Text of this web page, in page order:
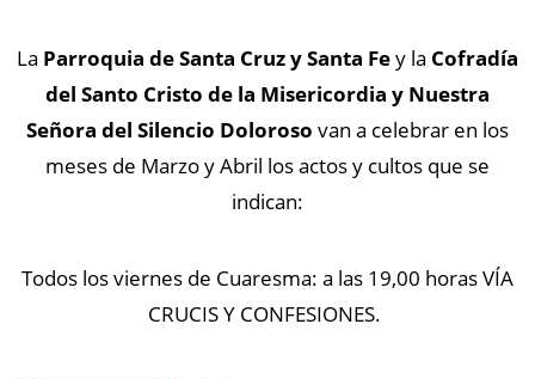
La Parroquia de Santa Cruz y Santa Fey la Cofradía
del Santo Cristo de la Misericordia y Nuestra
Señora del Silencio Doloroso van a celebrar en los
meses de Marzo y Abril los actos y cultos que se
indican:
Todos los viernes de Cuaresma: a las 19,00 horas VÍA
CRUCIS Y CONFESIONES.